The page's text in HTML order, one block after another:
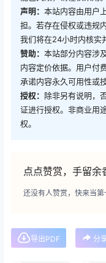
声明： 本站内容由用户
担。若存在侵权或违规
我们将在24小时内核实
赞助： 本站部分内容涉
内容定价依据。用户付
承诺内容永久可用性或
授权： 除非另有说明，
证进行授权。非商业用
权。
点点赞赏，手留余
还没有人赞赏，快来当第
导出PDF 分